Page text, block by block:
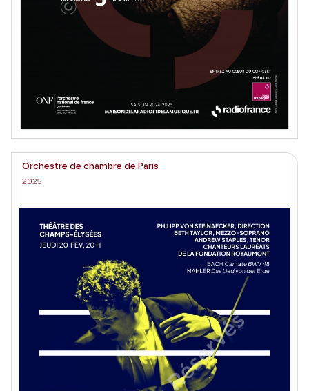
Orchestre de chambre de Paris
2025